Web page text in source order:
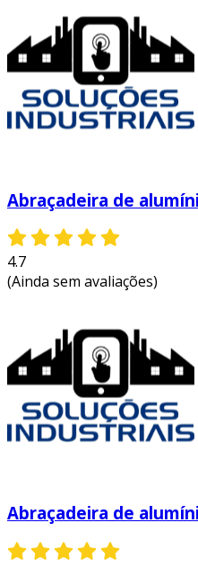
Abraçadeira de
4.7
(Ainda sem avaliações)
Abraçadeira de